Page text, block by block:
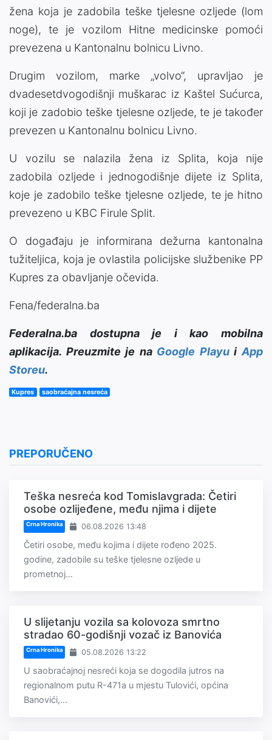
žena koja je zadobila teške tjelesne ozljede (lom
noge), te je vozilom Hitne medicinske pomoći
prevezena u Kantonalnu bolnicu Livno.
Drugim vozilom, marke „volvo“, upravljao je
dvadesetdvogodišnji muškarac iz Kaštel Sućurca,
koji je zadobio teške tjelesne ozljede, te je također
prevezen u Kantonalnu bolnicu Livno.
U vozilu se nalazila žena iz Splita, koja nije
zadobila ozljede i jednogodišnje dijete iz Splita,
koje je zadobilo teške tjelesne ozljede, te je hitno
prevezeno u KBC Firule Split.
O događaju je informirana dežurna kantonalna
tužiteljica, koja je ovlastila policijske službenike PP
Kupres za obavljanje očevida.
Fena/federalna.ba
Federalna.ba dostupna je i kao mobilna
aplikacija. Preuzmite je na Google PlayuiApp
Storeu.
Kupres saobraćajna nesreća
PREPORUČENO
Teška nesreća kod Tomislavgrada: Četiri
osobe ozlijeđene, među njima i dijete
Crna Hronika 06.08.2026 13:48
Četiri osobe, među kojima i dijete rođeno 2025.
godine, zadobile su teške tjelesne ozljede u
prometnoj...
U slijetanju vozila sa kolovoza smrtno
stradao 60-godišnji vozač iz Banovića
Crna Hronika 05.08.2026 13:22
U saobraćajnoj nesreći koja se dogodila jutros na
regionalnom putu R-471a u mjestu Tulovići, općina
Banovići,...